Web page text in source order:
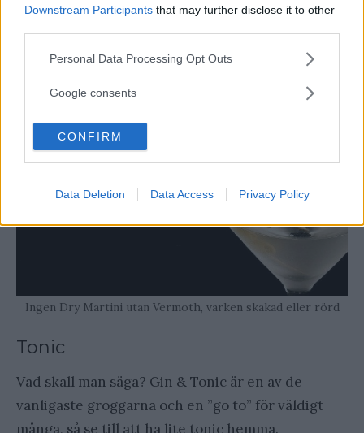
Downstream Participants that may further disclose it to other
Please note that this website/app uses one or more Google
not limited to your visit or usage behaviour. You may click to
use your data for below specified purposes in below Google
consent section.
Personal Data Processing Opt Outs
Google consents
CONFIRM
Data Deletion Data Access Privacy Policy
Dry Martini
Vodka Martini
Ingen Dry Martini utan Vermoth, varken skakad eller rörd
Tonic
Vad skall man säga? Gin & Tonic är en av de
vanligaste groggarna och en ”go to” för väldigt
många, så se till att ha lite tonic hemma.